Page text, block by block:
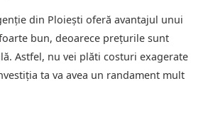
din Ploiești oferă avantajul unui
bun, deoarece prețurile sunt
Astfel, nu vei plăti costuri exagerate
ta va avea un randament mult